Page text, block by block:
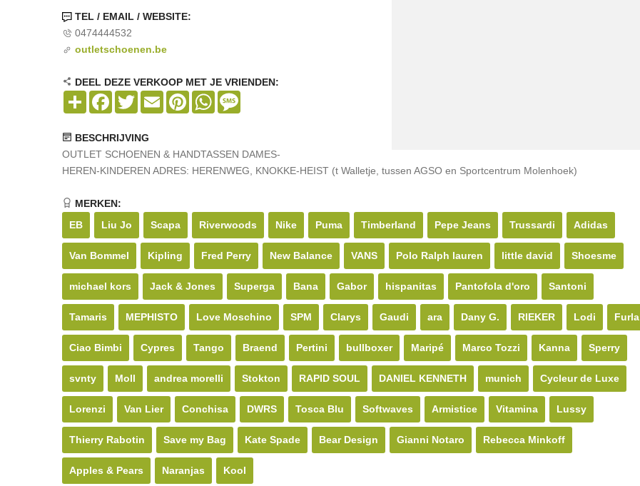
TEL / EMAIL / WEBSITE:
0474444532
outletschoenen.be
DEEL DEZE VERKOOP MET JE VRIENDEN:
Share Facebook
TwitterEmail PinterestWhatsApp
BESCHRIJVING
OUTLET SCHOENEN & HANDTASSEN DAMES-
HEREN-KINDEREN ADRES: HERENWEG, KNOKKE-HEIST (t Walletje, tussen AGSO en Sportcentrum Molenhoek)
MERKEN:
EB
Liu Jo Scapa Riverwoods Nike Puma Timberland Pepe Jeans Trussardi Adidas
Van Bommel Kipling Fred Perry New Balance VANS Polo Ralph lauren little david Shoesme
michael kors Jack & Jones Superga Bana Gabor hispanitas Pantofola d'oro Santoni
Tamaris MEPHISTO Love Moschino SPM Clarys Gaudi ara Dany G. RIEKER Lodi Furla
Ciao Bimbi Cypres Tango Braend Pertini bullboxer Maripé Marco Tozzi Kanna Sperry
svnty Moll andrea morelli Stokton RAPID SOUL DANIEL KENNETH munich Cycleur de Luxe
Lorenzi Van Lier Conchisa DWRS Tosca Blu Softwaves Armistice Vitamina Lussy
Thierry Rabotin Save my Bag Kate Spade Bear Design Gianni Notaro Rebecca Minkoff
Apples & Pears Naranjas Kool